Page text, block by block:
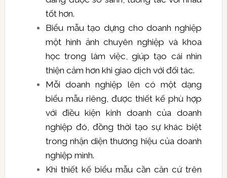
tốt hơn.
Biểu mẫu tạo dựng cho doanh nghiệp
một hình ảnh chuyên nghiệp và khoa
học trong làm việc, giúp tạo cái nhìn
thiện cảm hơn khi giao dịch với đối tác.
Mỗi doanh nghiệp lên có một dạng
biểu mẫu riêng, được thiết kế phù hợp
với điều kiện kinh doanh của doanh
nghiệp đó, đồng thời tạo sự khác biệt
trong nhận diện thương hiệu của doanh
nghiệp mình.
Khi thiết kế biểu mẫu cần căn cứ trên